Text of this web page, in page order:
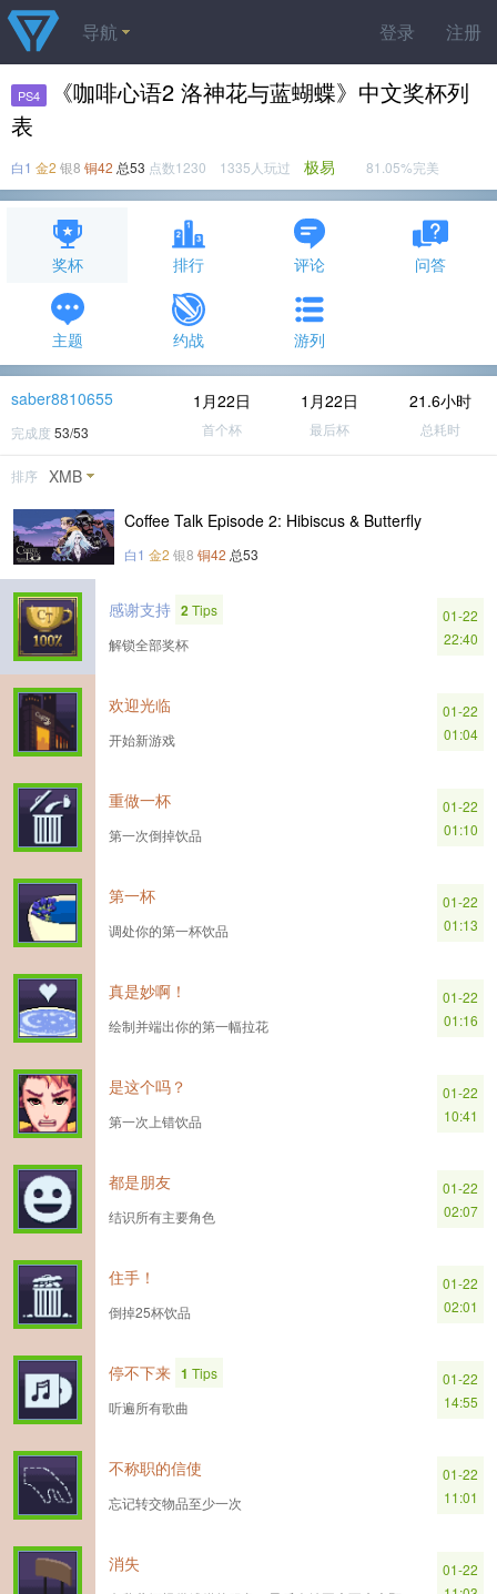
登录 注册
导航
PS4
《咖啡心语2 洛神花与蓝蝴蝶》中文奖杯列
表
白1 金2 银8 铜42 总53 点数1230 1335人玩过 极易 81.05%完美
奖杯 排行 评论 问答
主题 约战 游列
saber8810655
完成度 53/53
1月22日
首个杯
1月22日
最后杯
21.6小时
总耗时
排序 XMB
Coffee Talk Episode 2: Hibiscus & Butterfly
白1 金2 银8 铜42 总53
感谢支持 2Tips
解锁全部奖杯
01-22
22:40
欢迎光临
开始新游戏
01-22
01:04
重做一杯
第一次倒掉饮品
01-22
01:10
第一杯
调处你的第一杯饮品
01-22
01:13
真是妙啊！
绘制并端出你的第一幅拉花
01-22
01:16
是这个吗？
第一次上错饮品
01-22
10:41
都是朋友
结识所有主要角色
01-22
02:07
住手！
倒掉25杯饮品
01-22
02:01
停不下来 1 Tips
听遍所有歌曲
01-22
14:55
不称职的信使
忘记转交物品至少一次
01-22
11:01
消失
01-22